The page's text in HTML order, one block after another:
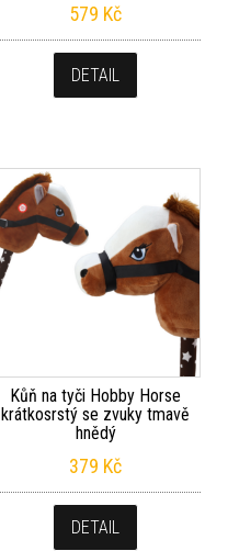
579 Kč
DETAIL
Kůň na tyči Hobby Horse
krátkosrstý se zvuky tmavě
hnědý
379 Kč
DETAIL